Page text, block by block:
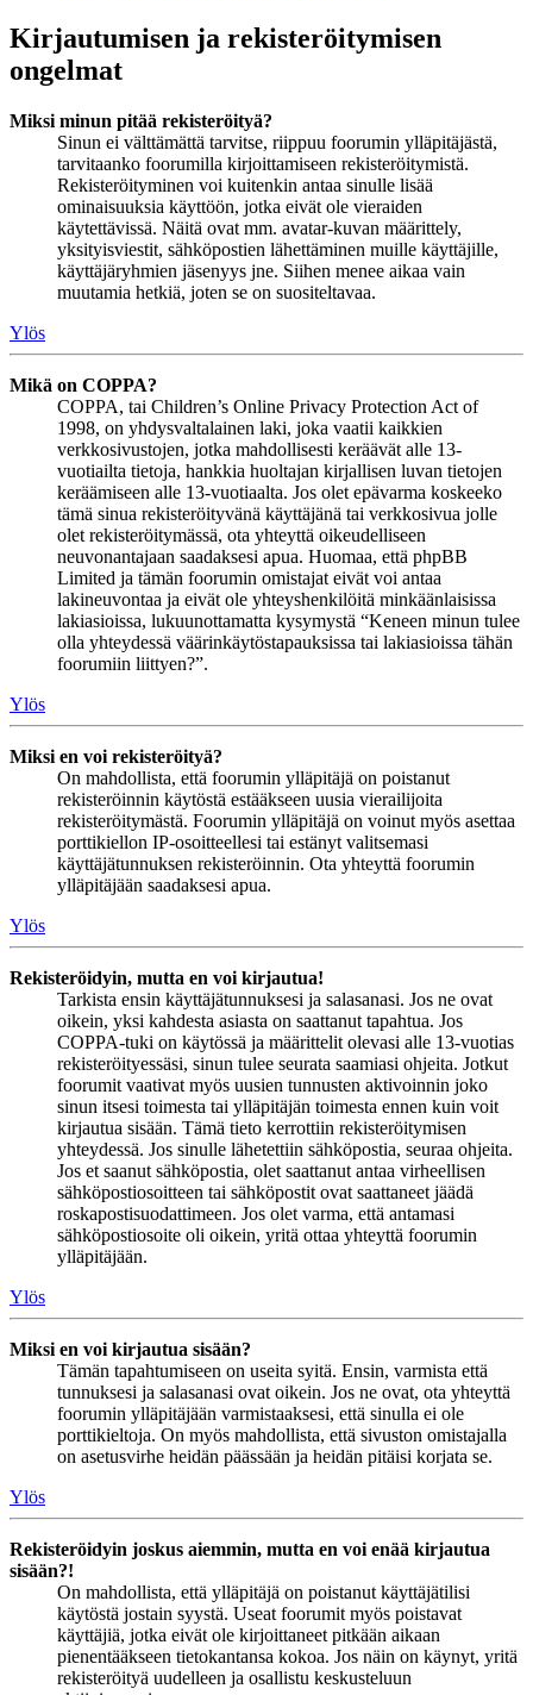
Kirjautumisen ja rekisteröitymisen
ongelmat
Miksi minun pitää rekisteröityä?
Sinun ei välttämättä tarvitse, riippuu foorumin ylläpitäjästä,
tarvitaanko foorumilla kirjoittamiseen rekisteröitymistä.
Rekisteröityminen voi kuitenkin antaa sinulle lisää
ominaisuuksia käyttöön, jotka eivät ole vieraiden
käytettävissä. Näitä ovat mm. avatar-kuvan määrittely,
yksityisviestit, sähköpostien lähettäminen muille käyttäjille,
käyttäjäryhmien jäsenyys jne. Siihen menee aikaa vain
muutamia hetkiä, joten se on suositeltavaa.
Ylös
Mikä on COPPA?
COPPA, tai Children’s Online Privacy Protection Act of
1998, on yhdysvaltalainen laki, joka vaatii kaikkien
verkkosivustojen, jotka mahdollisesti keräävät alle 13-
vuotiailta tietoja, hankkia huoltajan kirjallisen luvan tietojen
keräämiseen alle 13-vuotiaalta. Jos olet epävarma koskeeko
tämä sinua rekisteröityvänä käyttäjänä tai verkkosivua jolle
olet rekisteröitymässä, ota yhteyttä oikeudelliseen
neuvonantajaan saadaksesi apua. Huomaa, että phpBB
Limited ja tämän foorumin omistajat eivät voi antaa
lakineuvontaa ja eivät ole yhteyshenkilöitä minkäänlaisissa
lakiasioissa, lukuunottamatta kysymystä “Keneen minun tulee
olla yhteydessä väärinkäytöstapauksissa tai lakiasioissa tähän
foorumiin liittyen?”.
Ylös
Miksi en voi rekisteröityä?
On mahdollista, että foorumin ylläpitäjä on poistanut
rekisteröinnin käytöstä estääkseen uusia vierailijoita
rekisteröitymästä. Foorumin ylläpitäjä on voinut myös asettaa
porttikiellon IP-osoitteellesi tai estänyt valitsemasi
käyttäjätunnuksen rekisteröinnin. Ota yhteyttä foorumin
ylläpitäjään saadaksesi apua.
Ylös
Rekisteröidyin, mutta en voi kirjautua!
Tarkista ensin käyttäjätunnuksesi ja salasanasi. Jos ne ovat
oikein, yksi kahdesta asiasta on saattanut tapahtua. Jos
COPPA-tuki on käytössä ja määrittelit olevasi alle 13-vuotias
rekisteröityessäsi, sinun tulee seurata saamiasi ohjeita. Jotkut
foorumit vaativat myös uusien tunnusten aktivoinnin joko
sinun itsesi toimesta tai ylläpitäjän toimesta ennen kuin voit
kirjautua sisään. Tämä tieto kerrottiin rekisteröitymisen
yhteydessä. Jos sinulle lähetettiin sähköpostia, seuraa ohjeita.
Jos et saanut sähköpostia, olet saattanut antaa virheellisen
sähköpostiosoitteen tai sähköpostit ovat saattaneet jäädä
roskapostisuodattimeen. Jos olet varma, että antamasi
sähköpostiosoite oli oikein, yritä ottaa yhteyttä foorumin
ylläpitäjään.
Ylös
Miksi en voi kirjautua sisään?
Tämän tapahtumiseen on useita syitä. Ensin, varmista että
tunnuksesi ja salasanasi ovat oikein. Jos ne ovat, ota yhteyttä
foorumin ylläpitäjään varmistaaksesi, että sinulla ei ole
porttikieltoja. On myös mahdollista, että sivuston omistajalla
on asetusvirhe heidän päässään ja heidän pitäisi korjata se.
Ylös
Rekisteröidyin joskus aiemmin, mutta en voi enää kirjautua
sisään?!
On mahdollista, että ylläpitäjä on poistanut käyttäjätilisi
käytöstä jostain syystä. Useat foorumit myös poistavat
käyttäjiä, jotka eivät ole kirjoittaneet pitkään aikaan
pienentääkseen tietokantansa kokoa. Jos näin on käynyt, yritä
rekisteröityä uudelleen ja osallistu keskusteluun